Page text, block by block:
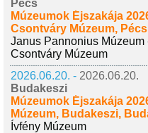
Pécs
Múzeumok Éjszakája
Csontváry Múzeum, Pécs
Janus Pannonius Múzeum
Csontváry Múzeum
2026.06.20. - 2026.06.20.
Budakeszi
Múzeumok Éjszakája
Múzeum, Budakeszi,
Ívfény Múzeum